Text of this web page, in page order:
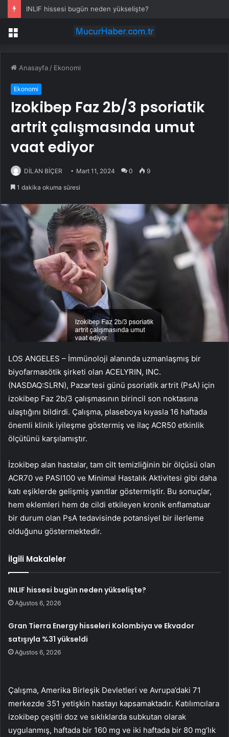
INLIF hissesi bugün neden yükselişte?
Menü
Anasayfa / Ekonomi
Ekonomi
Izokibep Faz 2b/3 psoriatik
artrit çalışmasında umut
vaat ediyor
DİLAN BİÇER Mart 11, 2024 0 9
1 dakika okuma süresi
LOS ANGELES – İmmünoloji alanında uzmanlaşmış bir
biyofarmasötik şirketi olan ACELYRIN, INC.
(NASDAQ:SLRN), Pazartesi günü psoriatik artrit (PsA) için
izokibep Faz 2b/3 çalışmasının birincil son noktasına
ulaştığını bildirdi. Çalışma, plaseboya kıyasla 16 haftada
önemli klinik iyileşme göstermiş ve ilaç ACR50 etkinlik
ölçütünü karşılamıştır.
İzokibep alan hastalar, tam cilt temizliğinin bir ölçüsü olan
ACR70 ve PASI100 ve Minimal Hastalık Aktivitesi gibi daha
katı eşiklerde gelişmiş yanıtlar göstermiştir. Bu sonuçlar,
hem eklemleri hem de cildi etkileyen kronik enflamatuar
bir durum olan PsA tedavisinde potansiyel bir ilerleme
olduğunu göstermektedir.
İlgili Makaleler
INLIF hissesi bugün neden yükselişte?
Ağustos 6, 2026
Gran Tierra Energy hisseleri Kolombiya ve Ekvador
satışıyla %31 yükseldi
Ağustos 6, 2026
Çalışma, Amerika Birleşik Devletleri ve Avrupa’daki 71
merkezde 351 yetişkin hastayı kapsamaktadır. Katılımcılara
izokibep çeşitli doz ve sıklıklarda subkutan olarak
uygulanmış, haftada bir 160 mg ve iki haftada bir 80 mg’lık